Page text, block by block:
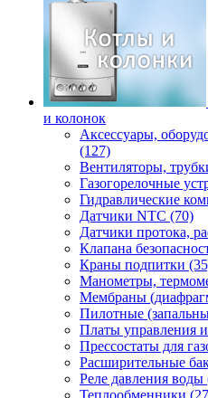
и колонок
Аксессуары,
(127)
Вентиляторы,
Газогорелочные
Гидравлические
Датчики NTC (70)
Датчики протока,
Клапана
Краны подпитки
Манометры,
Мембраны
Пилотные
Платы управления
Прессостаты для
Расширительные
Реле давления воды
Теплообменники